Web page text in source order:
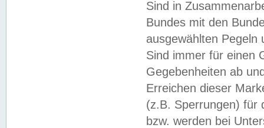
Sind in
Bundes mit den
ausgewählten
Sind immer für einen
Gegebenheiten ab
Erreichen dieser
(z.B. Sperrungen) für
bzw. werden bei